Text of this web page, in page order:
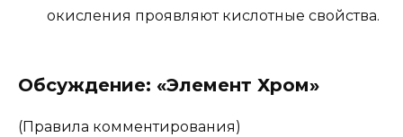
окисления проявляют кислотные свойства.
Обсуждение: «Элемент Хром»
(Правила комментирования)